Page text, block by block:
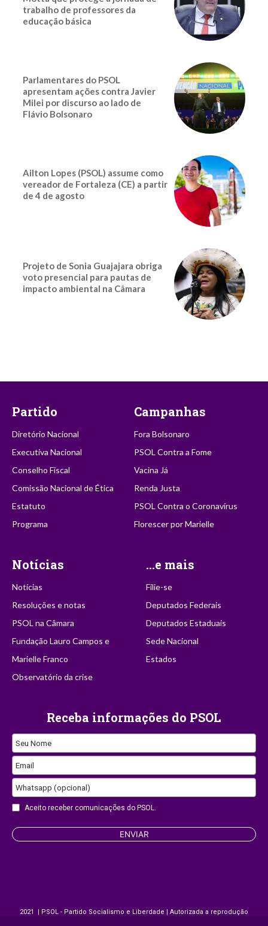
trabalho de professores da
educação básica
Parlamentares do PSOL
apresentam ações contra Javier
Milei por discurso ao lado de
Flávio Bolsonaro
Ailton Lopes (PSOL) assume como
vereador de Fortaleza (CE) a partir
de 4 de agosto
Projeto de Sonia Guajajara obriga
voto presencial para pautas de
impacto ambiental na Câmara
Partido
Diretório Nacional
Executiva Nacional
Conselho Fiscal
Comissão Nacional de Ética
Estatuto
Programa
Campanhas
Fora Bolsonaro
PSOL Contra a Fome
Vacina Já
Renda Justa
PSOL Contra o Coronavírus
Florescer por Marielle
Notícias
Notícias
Resoluções e notas
PSOL na Câmara
Fundação Lauro Campos e
Marielle Franco
Observatório da crise
...e mais
Filie-se
Deputados Federais
Deputados Estaduais
Sede Nacional
Estados
Receba informações do PSOL
Your
Website
Seu Nome
Email
Whatsapp (opcional)
Aceito receber comunicações do PSOL.
ENVIAR
2021 | PSOL - Partido Socialismo e Liberdade | Autorizada a reprodução